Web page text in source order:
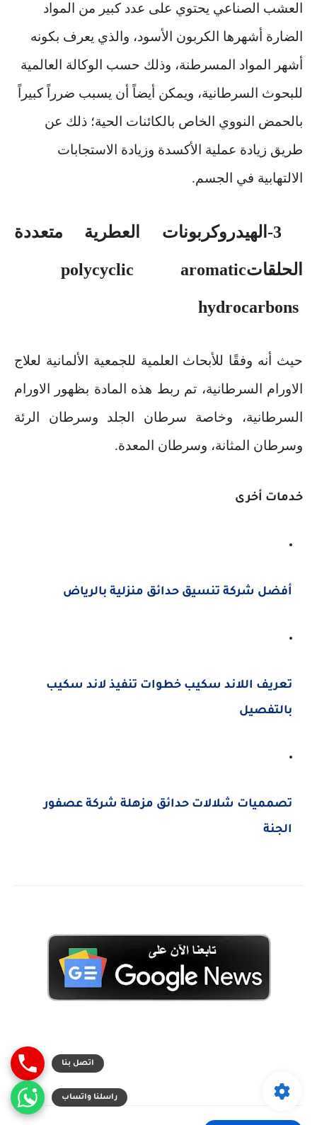
العشب الصناعي يحتوي على عدد كبير من المواد
الضارة أشهرها الكربون الأسود، والذي يعرف بكونه
أشهر المواد المسرطنة، وذلك حسب الوكالة العالمية
للبحوث السرطانية، ويمكن أيضاً أن يسبب ضرراً كبيراً
بالحمض النووي الخاص بالكائنات الحية؛ ذلك عن
طريق زيادة عملية الأكسدة وزيادة الاستجابات
الالتهابية في الجسم.
3-الهيدروكربونات العطرية متعددة
الحلقاتpolycyclic aromatic
hydrocarbons
حيث أنه وفقًا للأبحاث العلمية للجمعية الألمانية لعلاج
الاورام السرطانية، تم ربط هذه المادة بظهور الاورام
السرطانية، وخاصة سرطان الجلد وسرطان الرئة
وسرطان المثانة، وسرطان المعدة.
خدمات أخرى
أفضل شركة تنسيق حدائق منزلية بالرياض
تعريف اللاند سكيب خطوات تنفيذ لاند سكيب
بالتفصيل
تصمميات شلالات حدائق مزهلة شركة عصفور
الجنة
اتصل بنا
راسلنا واتساب